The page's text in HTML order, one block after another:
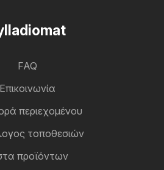
FAQ
Επικοινωνία
περιεχομένου
τοποθεσιών
προϊόντων